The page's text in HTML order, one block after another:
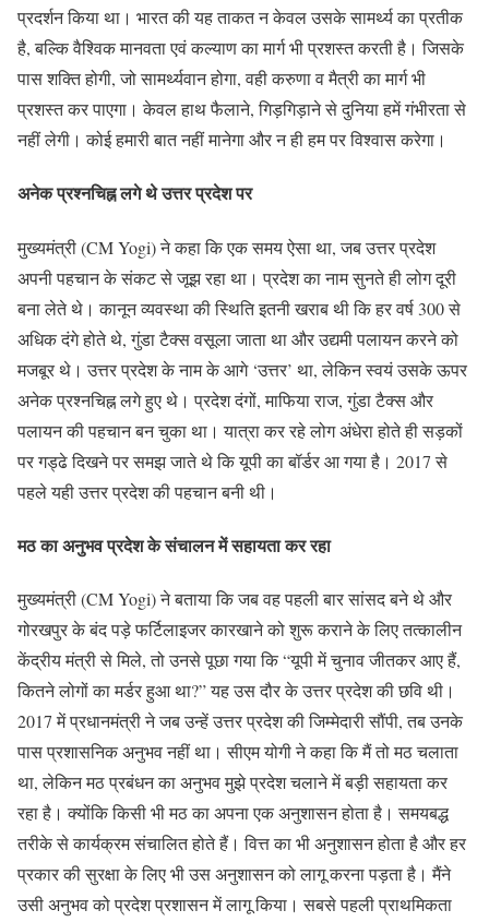
प्रदर्शन किया था। भारत की यह ताकत न केवल उसके सामर्थ्य का प्रतीक
है, बल्कि वैश्विक मानवता एवं कल्याण का मार्ग भी प्रशस्त करती है। जिसके
पास शक्ति होगी, जो सामर्थ्यवान होगा, वही करुणा व मैत्री का मार्ग भी
प्रशस्त कर पाएगा। केवल हाथ फैलाने, गिड़गिड़ाने से दुनिया हमें गंभीरता से
नहीं लेगी। कोई हमारी बात नहीं मानेगा और न ही हम पर विश्वास करेगा।
अनेक प्रश्नचिह्न लगे थे उत्तर प्रदेश पर
मुख्यमंत्री (CM Yogi) ने कहा कि एक समय ऐसा था, जब उत्तर प्रदेश
अपनी पहचान के संकट से जूझ रहा था। प्रदेश का नाम सुनते ही लोग दूरी
बना लेते थे। कानून व्यवस्था की स्थिति इतनी खराब थी कि हर वर्ष 300 से
अधिक दंगे होते थे, गुंडा टैक्स वसूला जाता था और उद्यमी पलायन करने को
मजबूर थे। उत्तर प्रदेश के नाम के आगे ‘उत्तर’ था, लेकिन स्वयं उसके ऊपर
अनेक प्रश्नचिह्न लगे हुए थे। प्रदेश दंगों, माफिया राज, गुंडा टैक्स और
पलायन की पहचान बन चुका था। यात्रा कर रहे लोग अंधेरा होते ही सड़कों
पर गड्ढे दिखने पर समझ जाते थे कि यूपी का बॉर्डर आ गया है। 2017 से
पहले यही उत्तर प्रदेश की पहचान बनी थी।
मठ का अनुभव प्रदेश के संचालन में सहायता कर रहा
मुख्यमंत्री (CM Yogi) ने बताया कि जब वह पहली बार सांसद बने थे और
गोरखपुर के बंद पड़े फर्टिलाइजर कारखाने को शुरू कराने के लिए तत्कालीन
केंद्रीय मंत्री से मिले, तो उनसे पूछा गया कि “यूपी में चुनाव जीतकर आए हैं,
कितने लोगों का मर्डर हुआ था?” यह उस दौर के उत्तर प्रदेश की छवि थी।
2017 में प्रधानमंत्री ने जब उन्हें उत्तर प्रदेश की जिम्मेदारी सौंपी, तब उनके
पास प्रशासनिक अनुभव नहीं था। सीएम योगी ने कहा कि मैं तो मठ चलाता
था, लेकिन मठ प्रबंधन का अनुभव मुझे प्रदेश चलाने में बड़ी सहायता कर
रहा है। क्योंकि किसी भी मठ का अपना एक अनुशासन होता है। समयबद्ध
तरीके से कार्यक्रम संचालित होते हैं। वित्त का भी अनुशासन होता है और हर
प्रकार की सुरक्षा के लिए भी उस अनुशासन को लागू करना पड़ता है। मैंने
उसी अनुभव को प्रदेश प्रशासन में लागू किया। सबसे पहली प्राथमिकता